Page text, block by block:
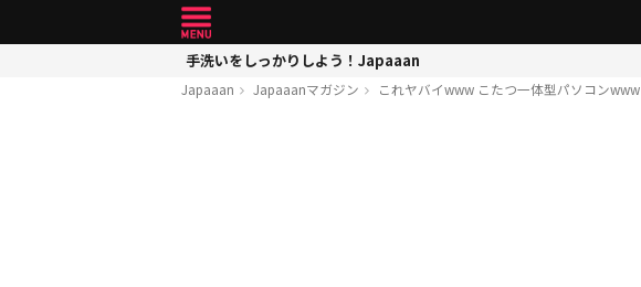
手洗いをしっかりしよう！Japaaan
Japaaan Japaaanマガジン これヤバイwww こたつ一体型パソコンwww